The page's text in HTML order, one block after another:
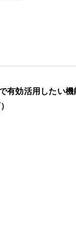
効活用したい機